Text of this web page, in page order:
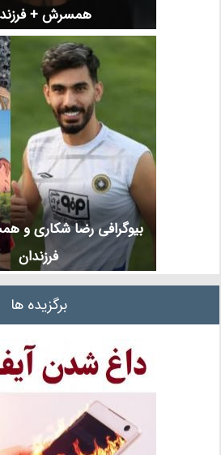
همسرش +
بیوگرافی رضا شکاری و
فرزندان
برگزیده ها